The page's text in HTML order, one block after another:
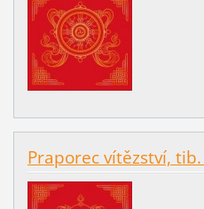
Praporec vítězství,